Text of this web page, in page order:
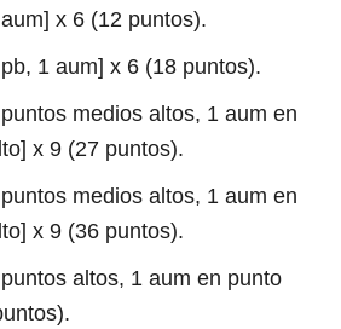
x 6 (12 puntos).
1 aum] x 6 (18 puntos).
medios altos, 1 aum en
x 9 (27 puntos).
medios altos, 1 aum en
x 9 (36 puntos).
altos, 1 aum en punto